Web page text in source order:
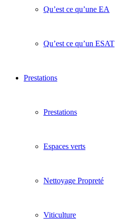
Qu’est ce qu’une EA
Qu’est ce qu’un ESAT
Prestations
Prestations
Espaces verts
Nettoyage Propreté
Viticulture